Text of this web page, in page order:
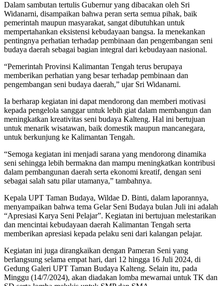
Dalam sambutan tertulis Gubernur yang dibacakan oleh Sri
Widanarni, disampaikan bahwa peran serta semua pihak, baik
pemerintah maupun masyarakat, sangat dibutuhkan untuk
mempertahankan eksistensi kebudayaan bangsa. Ia menekankan
pentingnya perhatian terhadap pembinaan dan pengembangan seni
budaya daerah sebagai bagian integral dari kebudayaan nasional.
“Pemerintah Provinsi Kalimantan Tengah terus berupaya
memberikan perhatian yang besar terhadap pembinaan dan
pengembangan seni budaya daerah,” ujar Sri Widanarni.
Ia berharap kegiatan ini dapat mendorong dan memberi motivasi
kepada pengelola sanggar untuk lebih giat dalam membangun dan
meningkatkan kreativitas seni budaya Kalteng. Hal ini bertujuan
untuk menarik wisatawan, baik domestik maupun mancanegara,
untuk berkunjung ke Kalimantan Tengah.
“Semoga kegiatan ini menjadi sarana yang mendorong dinamika
seni sehingga lebih bermakna dan mampu meningkatkan kontribusi
dalam pembangunan daerah serta ekonomi kreatif, dengan seni
sebagai salah satu pilar utamanya,” tambahnya.
Kepala UPT Taman Budaya, Wildae D. Binti, dalam laporannya,
menyampaikan bahwa tema Gelar Seni Budaya bulan Juli ini adalah
“Apresiasi Karya Seni Pelajar”. Kegiatan ini bertujuan melestarikan
dan mencintai kebudayaan daerah Kalimantan Tengah serta
memberikan apresiasi kepada pelaku seni dari kalangan pelajar.
Kegiatan ini juga dirangkaikan dengan Pameran Seni yang
berlangsung selama empat hari, dari 12 hingga 16 Juli 2024, di
Gedung Galeri UPT Taman Budaya Kalteng. Selain itu, pada
Minggu (14/7/2024), akan diadakan lomba mewarnai untuk TK dan